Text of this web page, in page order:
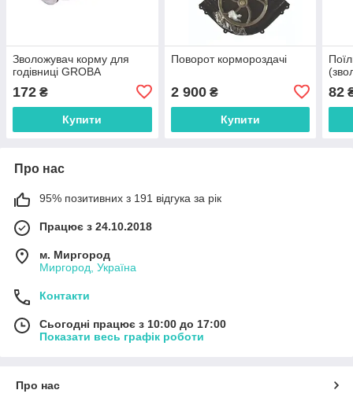
Зволожувач корму для
годівниці GROBA
172 ₴
Купити
Поворот кормороздачі
2 900₴
Купити
82
Про нас
95% позитивних з 191 відгука за рік
Працює з 24.10.2018
м. Миргород
Миргород, Україна
Контакти
Сьогодні працює з 10:00 до 17:00
Показати весь графік роботи
Про нас